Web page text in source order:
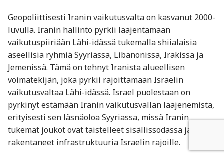
Geopoliittisesti Iranin vaikutusvalta on kasvanut 2000-
luvulla. Iranin hallinto pyrkii laajentamaan
vaikutuspiiriään Lähi-idässä tukemalla shiialaisia
aseellisia ryhmiä Syyriassa, Libanonissa, Irakissa ja
Jemenissä. Tämä on tehnyt Iranista alueellisen
voimatekijän, joka pyrkii rajoittamaan Israelin
vaikutusvaltaa Lähi-idässä. Israel puolestaan on
pyrkinyt estämään Iranin vaikutusvallan laajenemista,
erityisesti sen läsnäoloa Syyriassa, missä Iranin
tukemat joukot ovat taistelleet sisällissodassa ja
rakentaneet infrastruktuuria Israelin rajoille.